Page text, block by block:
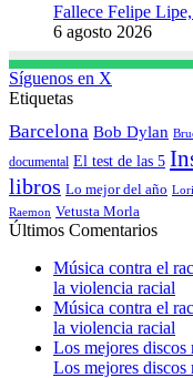
Fallece Felipe
6 agosto 2026
Síguenos en X
Etiquetas
Barcelona Bob Dylan
documental El test de las 5
libros Lo mejor del año
Raemon Vetusta Morla
Últimos Comentarios
Música contra el
la violencia racial
Música contra el
la violencia racial
Los mejores
Los mejores discos